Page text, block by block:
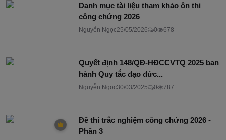
Danh mục tài liệu tham khảo ôn thi
công chứng 2026
Nguyễn Ngọc25/05/2026 0 678
Quyết định 148/QĐ-HĐCCVTQ 2025 ban
hành Quy tắc đạo đức...
Nguyễn Ngọc30/03/2025 0 787
Đề thi trắc nghiệm công chứng 2026 -
Phần 3